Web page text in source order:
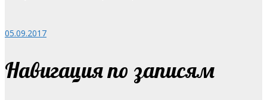
05.09.2017
Навигация по записям